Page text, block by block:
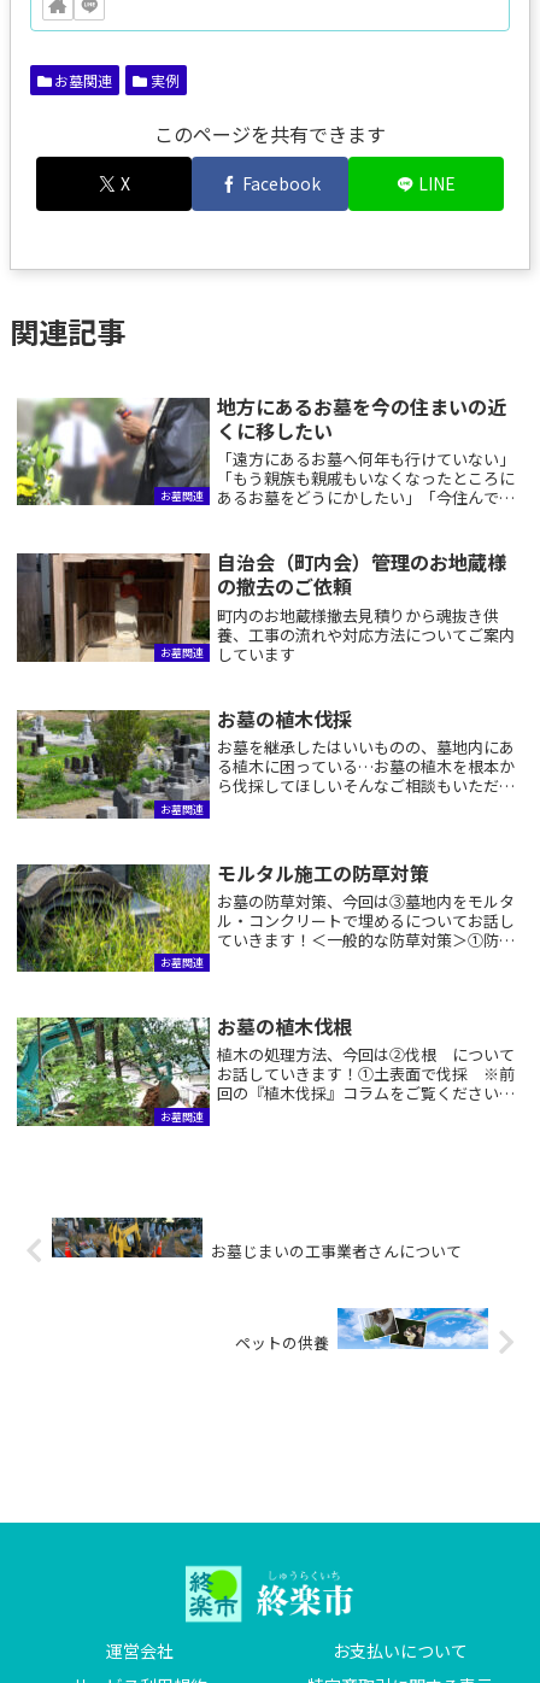
お墓関連 実例
このページを共有できます
X Facebook LINE
関連記事
お墓関連
地方にあるお墓を今の住まいの近
くに移したい
「遠方にあるお墓へ何年も行けていない」
「もう親族も親戚もいなくなったところに
あるお墓をどうにかしたい」「今住んでい
か。とお骨をどうするか。大きく分けてこ
の２つのことを...
お墓関連
自治会（町内会）管理のお地蔵様
の撤去のご依頼
町内のお地蔵様撤去見積りから魂抜き供
養、工事の流れや対応方法についてご案内
しています
お墓関連
お墓の植木伐採
お墓を継承したはいいものの、墓地内にあ
る植木に困っている…お墓の植木を根本か
ら伐採してほしいそんなご相談もいただき
ます！土表面...
お墓関連
モルタル施工の防草対策
お墓の防草対策、今回は③墓地内をモルタ
ル・コンクリートで埋めるについてお話し
ていきます！＜一般的な防草対策＞①防草
をモルタル・...
お墓関連
お墓の植木伐根
植木の処理方法、今回は②伐根 について
お話していきます！①土表面で伐採 ※前
回の『植木伐採』コラムをご覧ください②
お墓じまいの工事業者さんについて
ペットの供養
運営会社
お支払いについて